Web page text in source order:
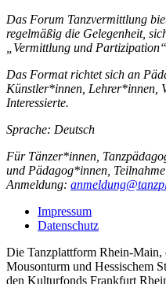
Das Forum Tanzvermittlung
regelmäßig die Gelegenheit,
„Vermittlung und
Das Format richtet sich an
Künstler*innen, Lehrer*innen,
Interessierte.
Sprache: Deutsch
Für Tänzer*innen,
und Pädagog*innen,
Anmeldung:
Impressum
Datenschutz
Die Tanzplattform Rhein-
Mousonturm und Hessischem
den Kulturfonds Frankfurt